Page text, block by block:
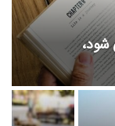
آغاز می شود،